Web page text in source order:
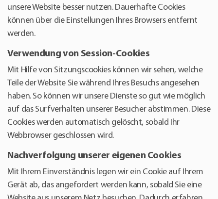
unsere Website besser nutzen. Dauerhafte Cookies
können über die Einstellungen Ihres Browsers entfernt
werden.
Verwendung von Session-Cookies
Mit Hilfe von Sitzungscookies können wir sehen, welche
Teile der Website Sie während Ihres Besuchs angesehen
haben. So können wir unsere Dienste so gut wie möglich
auf das Surfverhalten unserer Besucher abstimmen. Diese
Cookies werden automatisch gelöscht, sobald Ihr
Webbrowser geschlossen wird.
Nachverfolgung unserer eigenen Cookies
Mit Ihrem Einverständnis legen wir ein Cookie auf Ihrem
Gerät ab, das angefordert werden kann, sobald Sie eine